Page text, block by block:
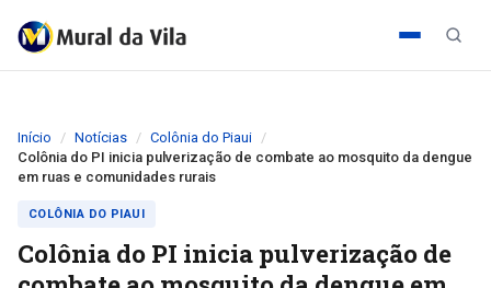
Início Notícias
Colônia do Piaui
Colônia do PI inicia pulverização de combate ao mosquito da dengue
em ruas e comunidades rurais
COLÔNIA DO PIAUI
Colônia do PI inicia pulverização de